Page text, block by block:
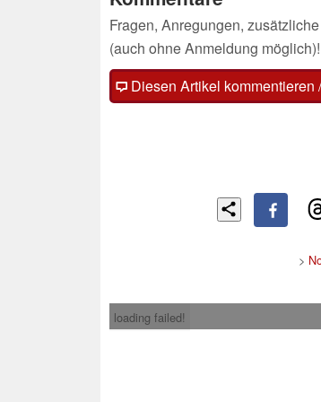
Fragen, Anregungen,
(auch ohne Anmeldung möglich)!
Diesen Artikel kommentieren
>
loading failed!